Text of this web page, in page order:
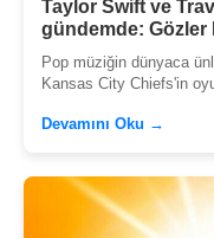
Taylor Swift ve
gündemde: Gözler
Pop müziğin dünyaca
Kansas City Chiefs'in
Devamını Oku →